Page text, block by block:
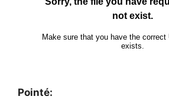
Pointé: